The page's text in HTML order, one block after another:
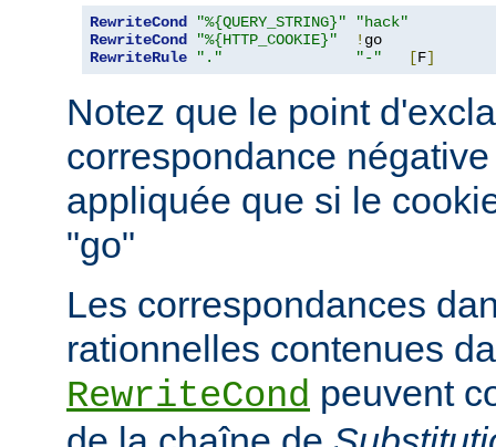
RewriteCond "%{QUERY_STRING}"
"hack"
RewriteCond
"%{HTTP_COOKIE}" !
RewriteRule
"." "-" [F]
Notez que le point
correspondance
appliquée que si le
"go"
Les correspondances
rationnelles contenues
RewriteCond peuvent